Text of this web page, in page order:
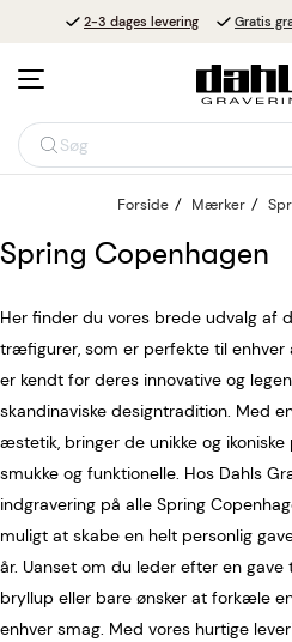
2-3 dages levering Gratis
Søg
Forside Mærker
Spring Copenhagen
Her finder du vores brede udvalg af
træfigurer, som er perfekte til enhver
er kendt for deres innovative og
skandinaviske designtradition. Med
æstetik, bringer de unikke og
smukke og funktionelle. Hos Dahls
indgravering på alle Spring
muligt at skabe en helt personlig
år. Uanset om du leder efter en
bryllup eller bare ønsker at forkæle
enhver smag. Med vores hurtige